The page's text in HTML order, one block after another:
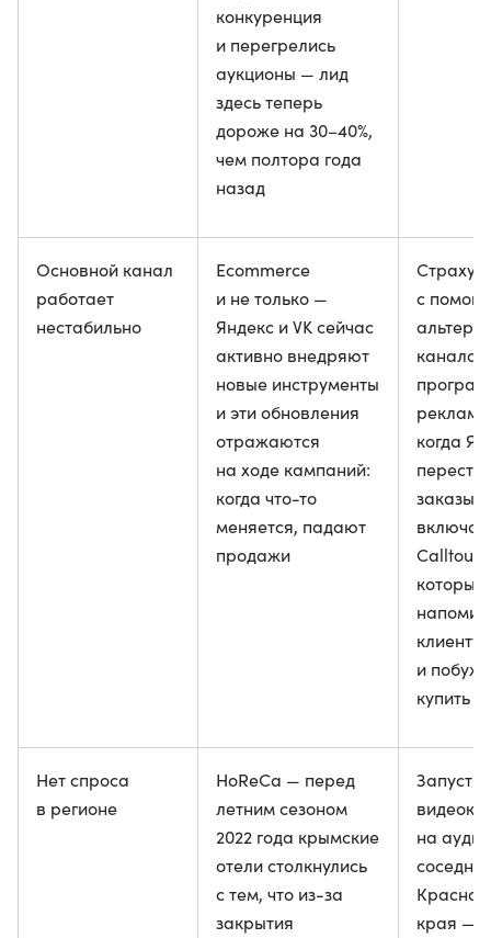
конкуренция
и перегрелись
аукционы — лид
здесь теперь
дороже на 30–40%,
чем полтора года
назад
Основной канал
работает
нестабильно
Ecommerce
и не только —
Яндекс и VK сейчас
активно внедряют
новые инструменты
и эти обновления
отражаются
на ходе кампаний:
когда что-то
меняется, падают
продажи
с
канала
когда
заказы,
который
клиенту
и
купить
Нет спроса
в регионе
HoReCa — перед
летним сезоном
2022 года крымские
отели столкнулись
с тем, что из-за
закрытия
на
края —